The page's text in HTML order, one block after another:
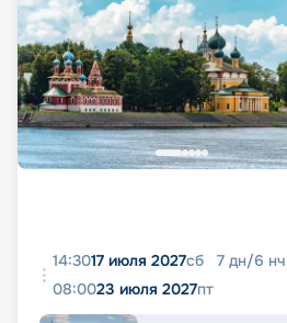
14:3017 июля 2027сб 7 дн/6 нч
08:0023 июля 2027пт